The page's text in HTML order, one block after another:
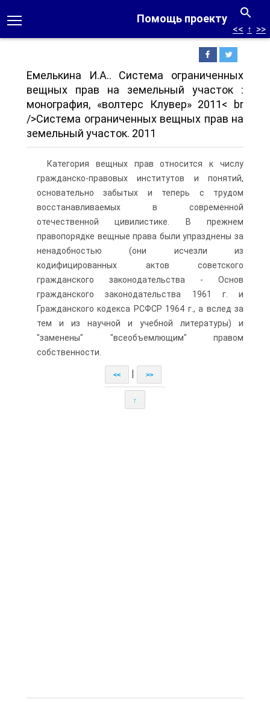
Помощь проекту
<< ↑ >>
Емелькина И.А.. Система ограниченных
вещных прав на земельный участок :
монография, «волтерс Клувер» 2011< br
/>Система ограниченных вещных прав на
земельный участок. 2011
Категория вещных прав относится к числу
гражданско-правовых институтов и понятий,
основательно забытых и теперь с трудом
восстанавливаемых в современной
отечественной цивилистике. В прежнем
правопорядке вещные права были упразднены за
ненадобностью (они исчезли из
кодифицированных актов советского
гражданского законодательства - Основ
гражданского законодательства 1961 г. и
Гражданского кодекса РСФСР 1964 г., а вслед за
тем и из научной и учебной литературы) и
"заменены" "всеобъемлющим" правом
собственности.
<< >>
↑